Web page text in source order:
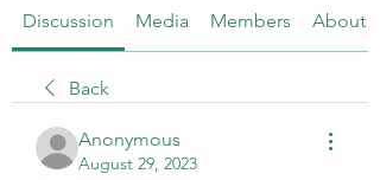
Discussion Media Members About
Back
Anonymous
August 29, 2023